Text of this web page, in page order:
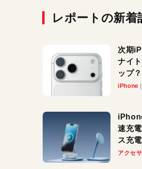
レポートの新着
次期
ナイ
ップ
スが
iPhone
速充
ス充
South
アクセ